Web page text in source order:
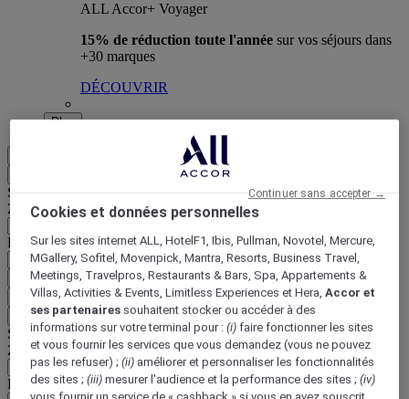
ALL Accor+ Voyager
15% de réduction toute l'année sur vos séjours dans
+30 marques
DÉCOUVRIR
Plus
Sélectionnez votre zone et votre langue ci-dessous
Zone géographique
Pays/Région - Langue
Valider votre zone et votre langue
EUR (€)
Retour
Sélectionnez votre devise ci-dessous
Zone géographique
Devise
Cookies et données personnelles
Sur les sites internet ALL, HotelF1, Ibis, Pullman, Novotel, Mercure,
MGallery, Sofitel, Movenpick, Mantra, Resorts, Business Travel,
Meetings, Travelpros, Restaurants & Bars, Spa, Appartements &
Villas, Activities & Events, Limitless Experiences et Hera,Accor et
ses partenaires souhaitent stocker ou accéder à des
informations sur votre terminal pour :(i) faire fonctionner les sites
et vous fournir les services que vous demandez (vous ne pouvez
pas les refuser) ;(ii) améliorer et personnaliser les fonctionnalités
des sites ;(iii) mesurer l'audience et la performance des sites ;(iv)
Continuer sans accepter →